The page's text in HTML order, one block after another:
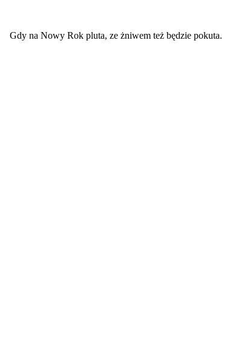
Gdy na Nowy Rok pluta, ze żniwem też będzie pokuta.